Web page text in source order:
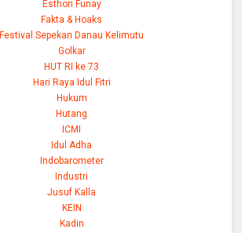
Esthon Funay
Fakta & Hoaks
Festival Sepekan Danau Kelimutu
Golkar
HUT RI ke 73
Hari Raya Idul Fitri
Hukum
Hutang
ICMI
Idul Adha
Indobarometer
Industri
Jusuf Kalla
KEIN
Kadin